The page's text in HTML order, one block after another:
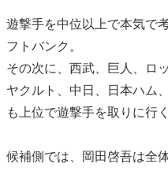
遊撃手を中位以上で本気で
フトバンク。
その次に、西武、巨人、ロ
ヤクルト、中日、日本ハム
も上位で遊撃手を取りに行
候補側では、岡田啓吾は全